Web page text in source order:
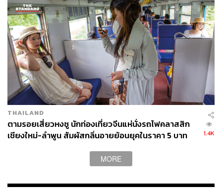
ล้านล้านบาท
THAILAND
ตามรอยเสี่ยวหงซู นักท่องเที่ยวจีนแห่นั่งรถไฟคลาสสิก
เชียงใหม่-ลำพูน สัมผัสกลิ่นอายย้อนยุคในราคา 5 บาท
1.4K
MORE